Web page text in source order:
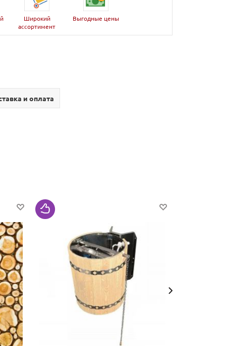
Широкий
ассортимент
Выгодные цены
и оплата